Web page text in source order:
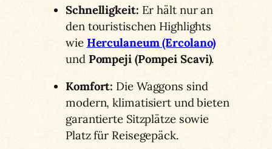
Schnelligkeit: Er hält nur an
den touristischen Highlights
wie Herculaneum (Ercolano)
und Pompeji (Pompei Scavi).
Komfort: Die Waggons sind
modern, klimatisiert und bieten
garantierte Sitzplätze sowie
Platz für Reisegepäck.